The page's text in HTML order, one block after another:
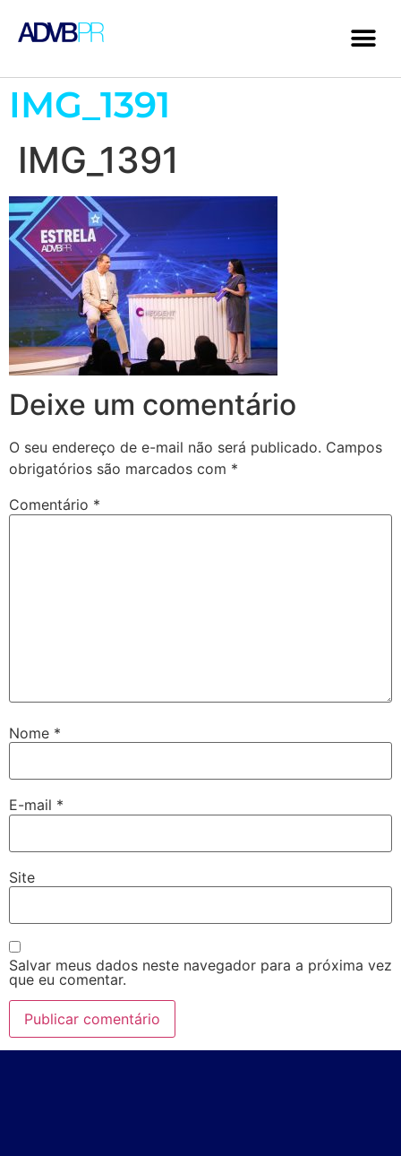
IMG_1391
IMG_1391
Deixe um comentário
O seu endereço de e-mail não será publicado. Campos
obrigatórios são marcados com *
Comentário *
Nome *
E-mail *
Site
Salvar meus dados neste navegador para a próxima vez
que eu comentar.